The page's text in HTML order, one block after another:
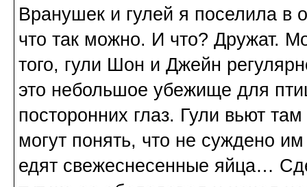
Вранушек и гулей я поселила в
что так можно. И что? Дружат.
того, гули Шон и Джейн
это небольшое убежище для
посторонних глаз. Гули вьют
могут понять, что не суждено
едят свежеснесенные яйца…